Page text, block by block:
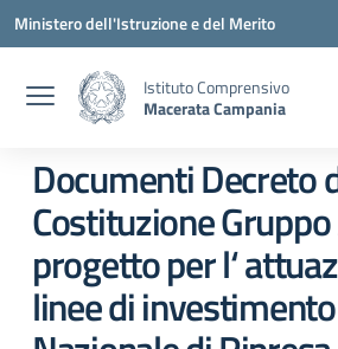
Vai ai contenuti
Vai al menu di navigazione
Vai al footer
Ministero dell'Istruzione e del Merito
Istituto Comprensivo
Macerata Campania
Documenti Decreto
Costituzione
progetto per l‘
linee di